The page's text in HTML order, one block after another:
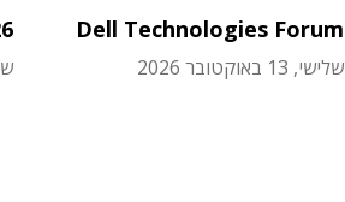
Dell Technologies Forum
שלישי, 13 באוקטובר 2026